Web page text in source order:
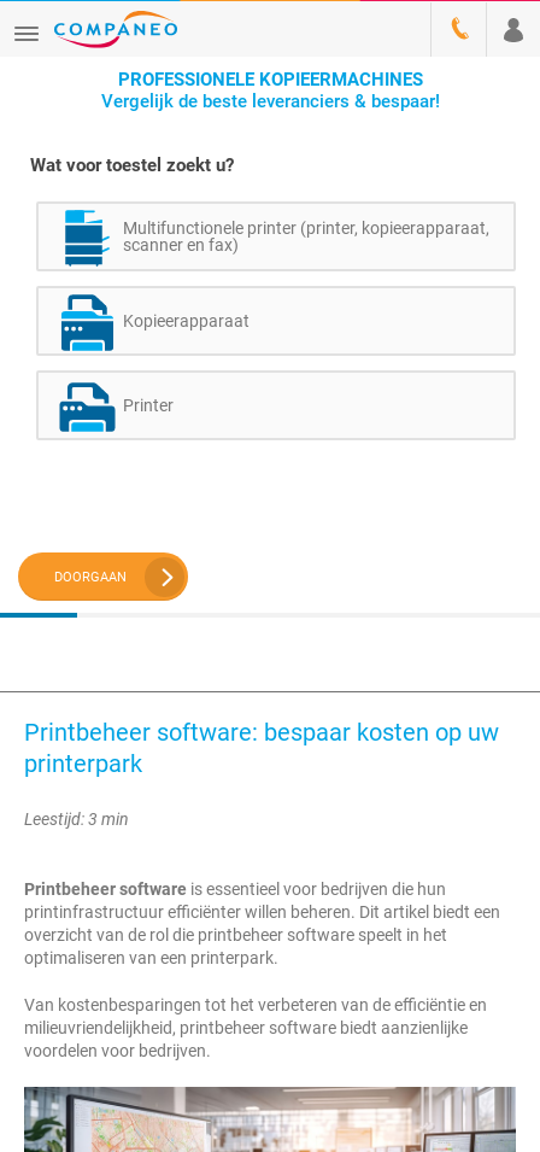
PROFESSIONELE KOPIEERMACHINES
Vergelijk de beste leveranciers & bespaar!
Wat voor toestel zoekt u?
Multifunctionele printer (printer, kopieerapparaat,
scanner en fax)
Kopieerapparaat
Printer
DOORGAAN
Printbeheer software: bespaar kosten op uw
printerpark
Leestijd: 3 min
Printbeheer software is essentieel voor bedrijven die hun
printinfrastructuur efficiënter willen beheren. Dit artikel biedt een
overzicht van de rol die printbeheer software speelt in het
optimaliseren van een printerpark.
Van kostenbesparingen tot het verbeteren van de efficiëntie en
milieuvriendelijkheid, printbeheer software biedt aanzienlijke
voordelen voor bedrijven.